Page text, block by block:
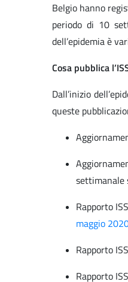
Belgio hanno
periodo di 10
dell’epidemia è
Cosa pubblica
Dall’inizio
queste
settimanale
Rapporto
maggio
Rapporto
Rapporto